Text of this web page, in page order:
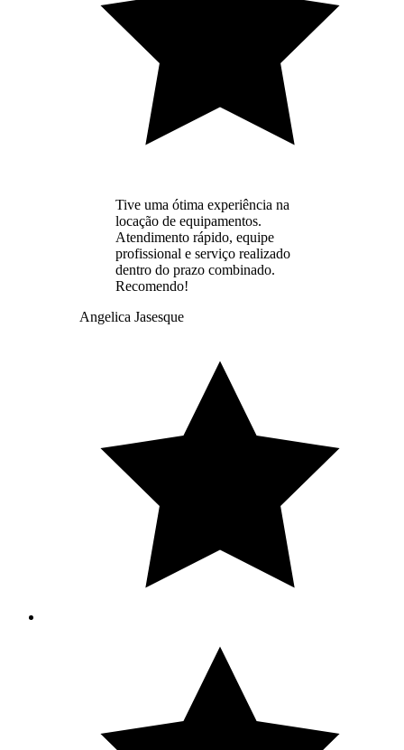
Tive uma ótima experiência na
locação de equipamentos.
Atendimento rápido, equipe
profissional e serviço realizado
dentro do prazo combinado.
Recomendo!
Angelica Jasesque